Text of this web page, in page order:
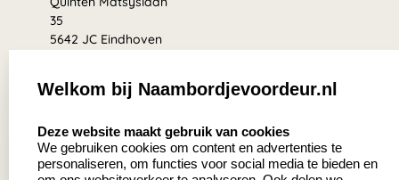
35
5642 JC Eindhoven
639 beoordelingen
Welkom bij Naambordjevoordeur.nl
Deze website maakt gebruik van cookies
We gebruiken cookies om content en advertenties te
personaliseren, om functies voor social media te bieden en